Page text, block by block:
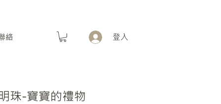
絡 登入
珠-寶寶的禮物